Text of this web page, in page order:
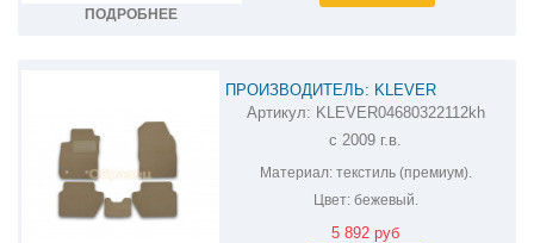
ПОДРОБНЕЕ
ПРОИЗВОДИТЕЛЬ: KLEVER
КОВРИКИ В САЛОН ZAZ CHANCE
KLEVER04680322112KH
Артикул: KLEVER04680322112kh
с 2009 г.в.
Материал:текстиль (премиум).
Цвет:бежевый.
5 892 руб